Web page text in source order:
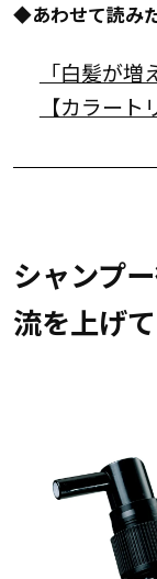
◆あわせて読み
「白髪が
【カラー
シャンプ
流を上げ